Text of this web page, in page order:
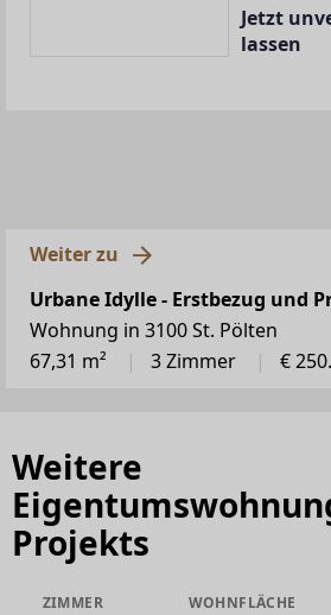
Jetzt
lassen
Weiter zu
Urbane Idylle - Erstbezug und
Wohnung in 3100 St. Pölten
67,31 m²
3 Zimmer €
Weitere
Projekts
ZIMMER WOHNFLÄCHE